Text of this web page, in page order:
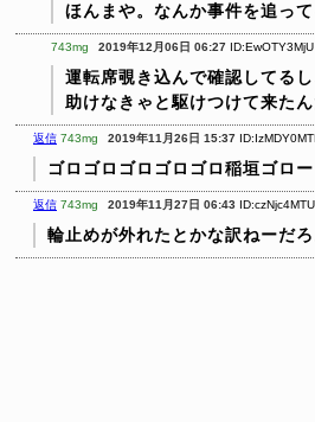
ほんまや。なんか事件を追っ
743mg 2019年12月06日 06:27 ID:EwOTY3MjU
運転席覗き込んで確認してる
助けなきゃと駆けつけて来た
返信 743mg 2019年11月26日 15:37
ゴロゴロゴロゴロゴロ稲垣ゴロー
返信 743mg 2019年11月27日 06:43 ID:czNjc4MTU
輪止めが外れたとかな訳ねーだろ